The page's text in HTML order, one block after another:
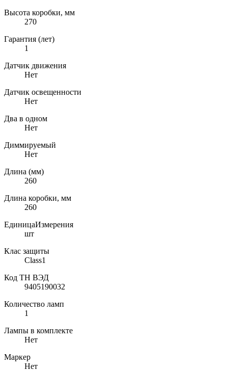
Высота коробки, мм
270
Гарантия (лет)
1
Датчик движения
Нет
Датчик освещенности
Нет
Два в одном
Нет
Диммируемый
Нет
Длина (мм)
260
Длина коробки, мм
260
ЕдиницаИзмерения
шт
Клас защиты
Class1
Код ТН ВЭД
9405190032
Количество ламп
1
Лампы в комплекте
Нет
Маркер
Нет